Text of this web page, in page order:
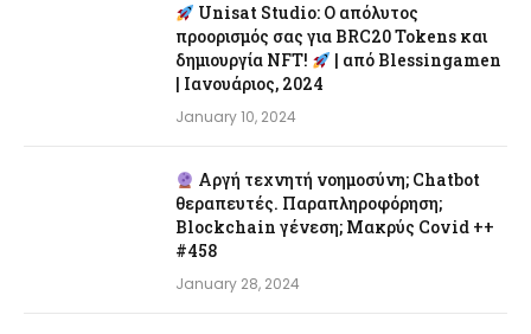
Unisat Studio: Ο απόλυτος
προορισμός σας για BRC20 Tokens και
δημιουργία NFT!
| από Blessingamen
| Ιανουάριος, 2024
January 10, 2024
Αργή τεχνητή νοημοσύνη; Chatbot
θεραπευτές. Παραπληροφόρηση;
Blockchain γένεση; Μακρύς Covid ++
#458
January 28, 2024